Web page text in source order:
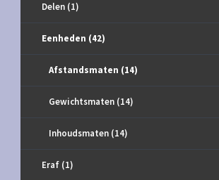
Delen (1)
Eenheden (42)
Afstandsmaten (14)
Gewichtsmaten (14)
Inhoudsmaten (14)
Eraf (1)